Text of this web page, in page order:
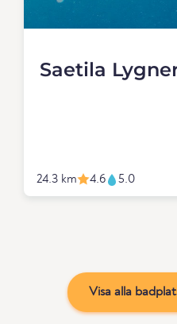
Saetila
24.3 km 4.6 5.0
Visa alla